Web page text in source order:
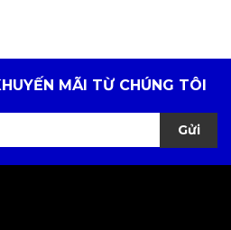
MÃI TỪ CHÚNG TÔI
Gửi